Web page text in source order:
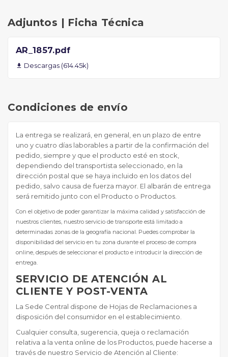
Adjuntos | Ficha Técnica
AR_1857.pdf
 Descargas (614.45k)
Condiciones de envío
La entrega se realizará, en general, en un plazo de entre
uno y cuatro días laborables a partir de la confirmación del
pedido, siempre y que el producto esté en stock,
dependiendo del transportista seleccionado, en la
dirección postal que se haya incluido en los datos del
pedido, salvo causa de fuerza mayor. El albarán de entrega
será remitido junto con el Producto o Productos.
Con el objetivo de poder garantizar la máxima calidad y satisfacción de
nuestros clientes, nuestro servicio de transporte está limitado a
determinadas zonas de la geografía nacional. Puedes comprobar la
disponibilidad del servicio en tu zona durante el proceso de compra
online, después de seleccionar el producto e introducir la dirección de
entrega.
SERVICIO DE ATENCIÓN AL
CLIENTE Y POST-VENTA
La Sede Central dispone de Hojas de Reclamaciones a
disposición del consumidor en el establecimiento.
Cualquier consulta, sugerencia, queja o reclamación
relativa a la venta online de los Productos, puede hacerse a
través de nuestro Servicio de Atención al Cliente: